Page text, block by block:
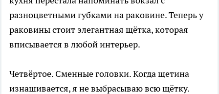
разноцветными губками на раковине. Теперь у
раковины стоит элегантная щётка, которая
вписывается в любой интерьер.
Четвёртое. Сменные головки. Когда щетина
изнашивается, я не выбрасываю всю щётку.